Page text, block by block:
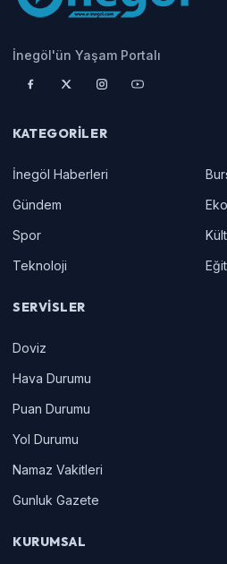
İnegöl'ün Yaşam Portalı
KATEGORILER
İnegöl Haberleri
Gündem
Spor
Teknoloji
SERVISLER
Doviz
Hava Durumu
Puan Durumu
Yol Durumu
Namaz Vakitleri
Gunluk Gazete
KURUMSAL